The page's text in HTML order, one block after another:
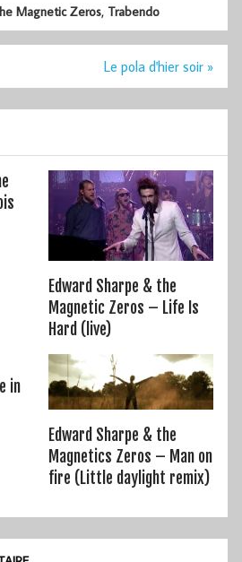
Magnetic Zeros, Trabendo
Le pola d'hier soir »
Edward Sharpe & the
Magnetic Zeros – Life Is
Hard (live)
in
Edward Sharpe & the
Magnetics Zeros – Man on
fire (Little daylight remix)